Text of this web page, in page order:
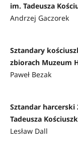
im. Tadeusza
Andrzej Gaczorek
Sztandary
zbiorach Muzeum
Paweł Bezak
Sztandar harcerski
Tadeusza
Lesław Dall